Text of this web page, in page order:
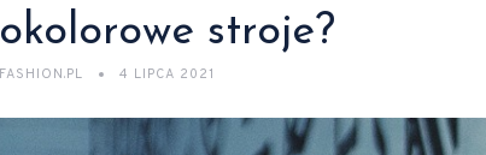
stroje?
4 LIPCA 2021